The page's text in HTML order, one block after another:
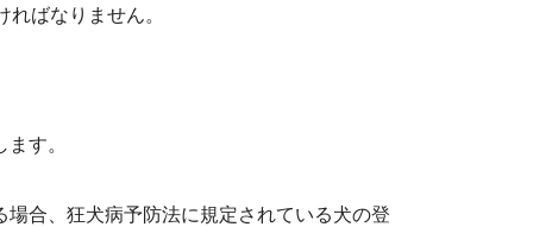
ばなりません。
す。
、狂犬病予防法に規定されている犬の登